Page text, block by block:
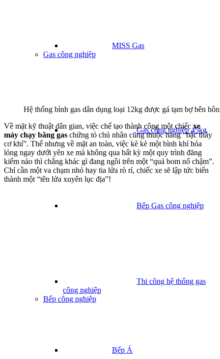
MISS Gas
Gas công nghiệp
Gas công nghiệp 45kg
Bếp Gas công nghiệp
Thi công hệ thống gas
công nghiệp
Bếp công nghiệp
Bếp Á
Hệ thống bình gas dân dụng loại 12kg được gá tạm bợ bên
Về mặt kỹ thuật dân gian, việc chế tạo thành công một chiếc xe
máy chạy bằng gas chứng tỏ chủ nhân cũng thuộc hàng “bậc thầy
cơ khí”. Thế nhưng về mặt an toàn, việc kè kè một bình khí hóa
lỏng ngay dưới yên xe mà không qua bất kỳ một quy trình đăng
kiểm nào thì chẳng khác gì đang ngồi trên một “quả bom nổ chậm”.
Chỉ cần một va chạm nhỏ hay tia lửa rò rỉ, chiếc xe sẽ lập tức biến
thành một “tên lửa xuyên lục địa”!